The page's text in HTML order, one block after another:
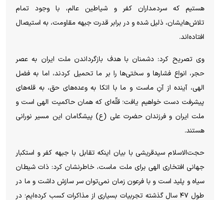
هستیم که سردمداران کفر و شیاطین عالم، با وجود تمام
تلاش‌هایشان، ذلیل شده و در برابر قدرت جبهه مقاومت، به استیصال
افتاده‌اند.
وی تصریح کرد: دشمنان با هدف بازگرداندن ملت ایران به عصر
حجر، انواع فشار‌ها و سختی‌ها را بر ما تحمیل کردند، اما به فضل
الهی، آینده از آنِ ماست و ما با اتکا به وعده‌های حق، به قله‌های
پیشرفت دست خواهیم یافت؛ قلّه‌ای که همان حاکمیت الهی است و
ملت ایران و فرزندان حضرت علی (ع) پیشگامان این مسیر نورانی
هستند.
حجت‌الاسلام سیدقریشی با بیان اینکه تقابل با جبهه کفر و استکبار
جهانی افتخاری الهی برای ملت ماست، خاطرنشان کرد: ذات شیطان
سیاه و پلید است و با فرعون زمان نمی‌توان سر سازش داشت و ما در
طول ۴۷ سال گذشته تجربیات بسیاری از مذاکرات کسب کرده‌ایم؛ در